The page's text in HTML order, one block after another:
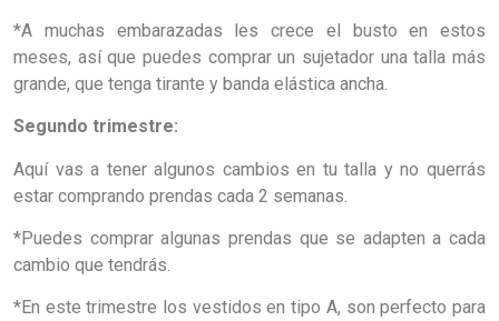
*A muchas embarazadas les crece el busto en estos
meses, así que puedes comprar un sujetador una talla más
grande, que tenga tirante y banda elástica ancha.
Segundo trimestre:
Aquí vas a tener algunos cambios en tu talla y no querrás
estar comprando prendas cada 2 semanas.
*Puedes comprar algunas prendas que se adapten a cada
cambio que tendrás.
*En este trimestre los vestidos en tipo A, son perfecto para